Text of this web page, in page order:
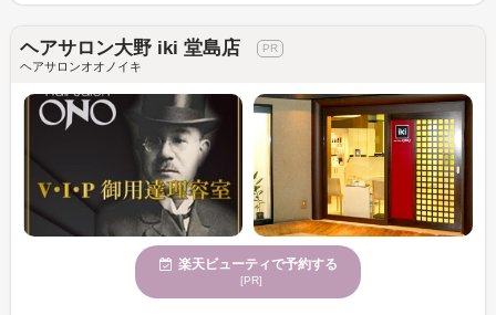
ヘアサロン大野 iki 堂島店
ヘアサロンオオノイキ
楽天ビューティで予約する
[PR]